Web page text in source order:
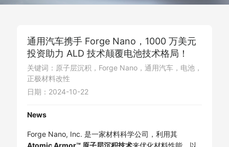
通用汽车携手 Forge Nano，1000 万美元
投资助力 ALD 技术颠覆电池技术格局！
关键词：原子层沉积，Forge Nano，通用汽车，电池，
正极材料改性
日期：2024-10-22
News
Forge Nano, Inc. 是一家材料科学公司，利用其
Atomic Armor™ 原子层沉积技术来优化材料性能，以